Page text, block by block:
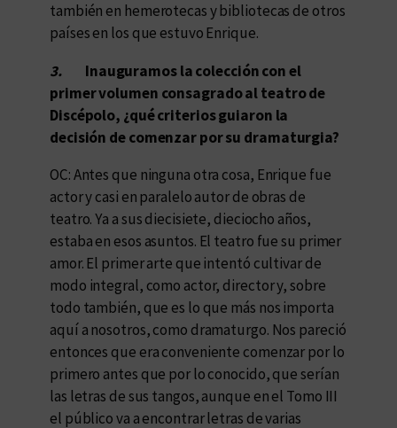
también en hemerotecas y bibliotecas de otros
países en los que estuvo Enrique.
3.
Inauguramos la colección con el
primer volumen consagrado al teatro de
Discépolo, ¿qué criterios guiaron la
decisión de comenzar por su dramaturgia?
OC: Antes que ninguna otra cosa, Enrique fue
actor y casi en paralelo autor de obras de
teatro. Ya a sus diecisiete, dieciocho años,
estaba en esos asuntos. El teatro fue su primer
amor. El primer arte que intentó cultivar de
modo integral, como actor, director y, sobre
todo también, que es lo que más nos importa
aquí a nosotros, como dramaturgo. Nos pareció
entonces que era conveniente comenzar por lo
primero antes que por lo conocido, que serían
las letras de sus tangos, aunque en el Tomo III
el público va a encontrar letras de varias